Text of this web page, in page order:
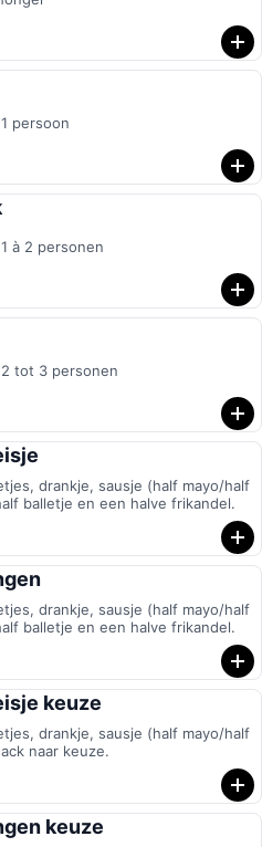
persoon
à 2 personen
tot 3 personen
drankje, sausje (half mayo/half
balletje en een halve frikandel.
drankje, sausje (half mayo/half
balletje en een halve frikandel.
keuze
drankje, sausje (half mayo/half
naar keuze.
keuze